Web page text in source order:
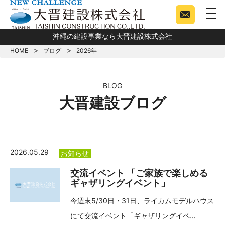
沖縄の建設事業なら大晋建設株式会社
HOME ブログ 2026年
BLOG
大晋建設ブログ
2026.05.29 お知らせ
交流イベント 「ご家族で楽しめる
ギャザリングイベント」
今週末5/30日・31日、ライカムモデルハウス
にて交流イベント「ギャザリングイベ…